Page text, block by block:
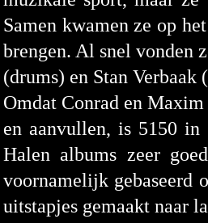
Samen kwamen ze op
brengen. Al snel vonden
(drums) en Stan Verbaak
Omdat Conrad en
en aanvullen, is 5150 in
Halen albums zeer
voornamelijk gebaseerd
uitstapjes gemaakt naar